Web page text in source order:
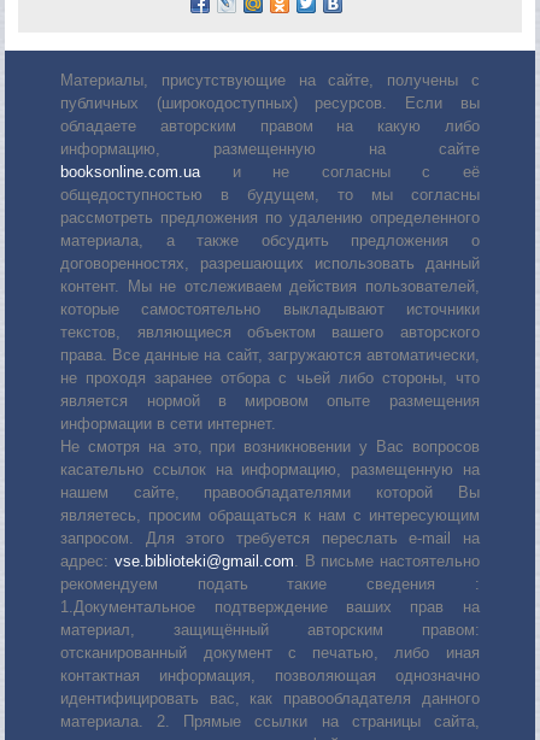
Материалы, присутствующие на сайте, получены с
публичных (широкодоступных) ресурсов. Если вы
обладаете авторским правом на какую либо
информацию, размещенную на сайте
booksonline.com.uaи не согласны с её
общедоступностью в будущем, то мы согласны
рассмотреть предложения по удалению определенного
материала, а также обсудить предложения о
договоренностях, разрешающих использовать данный
контент. Мы не отслеживаем действия пользователей,
которые самостоятельно выкладывают источники
текстов, являющиеся объектом вашего авторского
права. Все данные на сайт, загружаются автоматически,
не проходя заранее отбора с чьей либо стороны, что
является нормой в мировом опыте размещения
информации в сети интернет.
Не смотря на это, при возникновении у Вас вопросов
касательно ссылок на информацию, размещенную на
нашем сайте, правообладателями которой Вы
являетесь, просим обращаться к нам с интересующим
запросом. Для этого требуется переслать е-mail на
адрес: vse.biblioteki@gmail.com. В письме настоятельно
рекомендуем подать такие сведения :
1.Документальное подтверждение ваших прав на
материал, защищённый авторским правом:
отсканированный документ с печатью, либо иная
контактная информация, позволяющая однозначно
идентифицировать вас, как правообладателя данного
материала. 2. Прямые ссылки на страницы сайта,